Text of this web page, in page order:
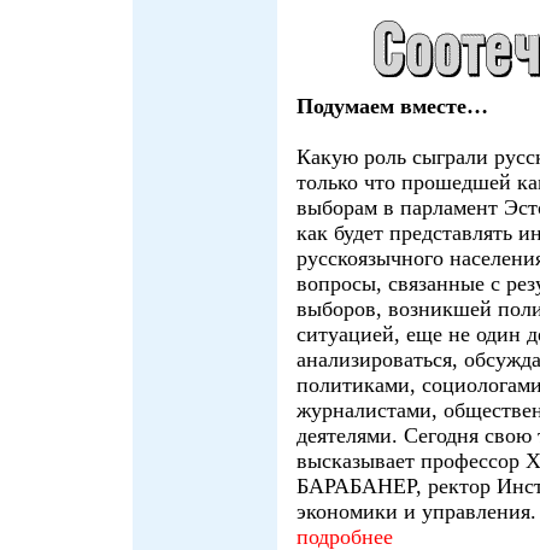
Подумаем вместе…
Какую роль сыграли
только что прошедшей
выборам в парламент
как будет представлять
русскоязычного
вопросы, связанные с
выборов, возникшей
ситуацией, еще не один
анализироваться,
политиками,
журналистами,
деятелями. Сегодня свою
высказывает профессор
БАРАБАНЕР, ректор
экономики и управления.
подробнее